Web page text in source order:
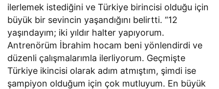
ilerlemek istediğini ve Türkiye birincisi olduğu için
büyük bir sevincin yaşandığını belirtti. “12
yaşındayım; iki yıldır halter yapıyorum.
Antrenörüm İbrahim hocam beni yönlendirdi ve
düzenli çalışmalarımla ilerliyorum. Geçmişte
Türkiye ikincisi olarak adım atmıştım, şimdi ise
şampiyon olduğum için çok mutluyum. En büyük